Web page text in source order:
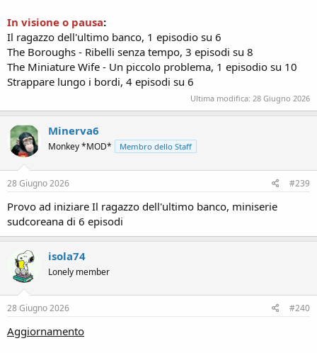
In visione o pausa:
Il ragazzo dell'ultimo banco, 1 episodio su 6
The Boroughs - Ribelli senza tempo, 3 episodi su 8
The Miniature Wife - Un piccolo problema, 1 episodio su 10
Strappare lungo i bordi, 4 episodi su 6
Ultima modifica: 28 Giugno 2026
Minerva6
Monkey *MOD* Membro dello Staff
28 Giugno 2026 #239
Provo ad iniziare Il ragazzo dell'ultimo banco, miniserie
sudcoreana di 6 episodi
isola74
Lonely member
28 Giugno 2026 #240
Aggiornamento